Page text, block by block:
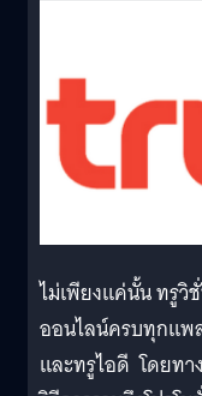
ไม่เพียงแค่นั้น ทรู
ออนไลน์ครบทุกแพ
และทรูไอดี โดยทา